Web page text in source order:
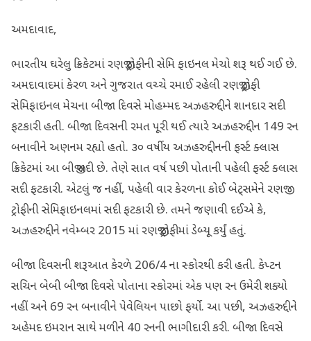
અમદાવાદ,
ભારતીય ઘરેલુ ક્રિકેટમાં રણજી ટ્રોફીની સેમિ ફાઇનલ મેચો શરૂ થઈ ગઈ છે.
અમદાવાદમાં કેરળ અને ગુજરાત વચ્ચે રમાઈ રહેલી રણજી ટ્રોફી
સેમિફાઇનલ મેચના બીજા દિવસે મોહમ્મદ અઝહરુદ્દીને શાનદાર સદી
ફટકારી હતી. બીજા દિવસની રમત પૂરી થઈ ત્યારે અઝહરુદ્દીન 149 રન
બનાવીને અણનમ રહ્યો હતો. ૩૦ વર્ષીય અઝહરુદ્દીનની ફર્સ્ટ ક્લાસ
ક્રિકેટમાં આ બીજી સદી છે. તેણે સાત વર્ષ પછી પોતાની પહેલી ફર્સ્ટ ક્લાસ
સદી ફટકારી. એટલું જ નહીં, પહેલી વાર કેરળના કોઈ બેટ્સમેને રણજી
ટ્રોફીની સેમિફાઇનલમાં સદી ફટકારી છે. તમને જણાવી દઈએ કે,
અઝહરુદ્દીને નવેમ્બર 2015 માં રણજી ટ્રોફીમાં ડેબ્યૂ કર્યું હતું.
બીજા દિવસની શરૂઆત કેરળે 206/4 ના સ્કોરથી કરી હતી. કેપ્ટન
સચિન બેબી બીજા દિવસે પોતાના સ્કોરમાં એક પણ રન ઉમેરી શક્યો
નહીં અને 69 રન બનાવીને પેવેલિયન પાછો ફર્યો. આ પછી, અઝહરુદ્દીને
અહેમદ ઇમરાન સાથે મળીને 40 રનની ભાગીદારી કરી. બીજા દિવસે